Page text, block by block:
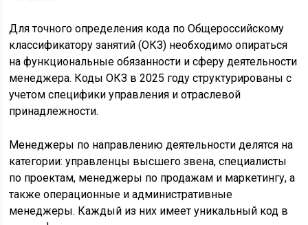
Для точного определения кода по Общероссийскому
классификатору занятий (ОКЗ) необходимо опираться
на функциональные обязанности и сферу деятельности
менеджера. Коды ОКЗ в 2025 году структурированы с
учетом специфики управления и отраслевой
принадлежности.
Менеджеры по направлению деятельности делятся на
категории: управленцы высшего звена, специалисты
по проектам, менеджеры по продажам и маркетингу, а
также операционные и административные
менеджеры. Каждый из них имеет уникальный код в